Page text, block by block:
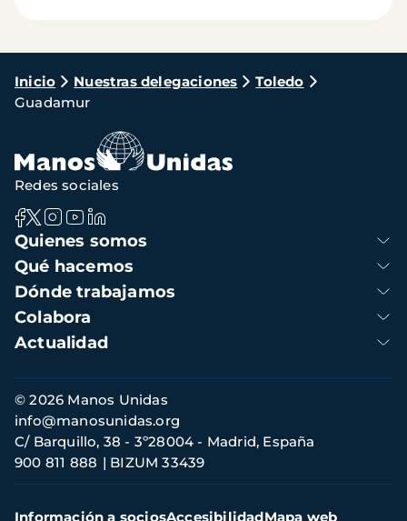
Ruta
de
navegación
Inicio Nuestras delegaciones
Toledo
Guadamur
Navegación
principal
Quienes somos
Qué hacemos
Dónde trabajamos
Colabora
Actualidad
Redes sociales
Información
de
contacto
© 2026 Manos Unidas
C/ Barquillo, 38 - 3º28004 - Madrid, España
900 811 888
BIZUM 33439
info@manosunidas.org
Menú
Información a sociosAccesibilidadMapa web